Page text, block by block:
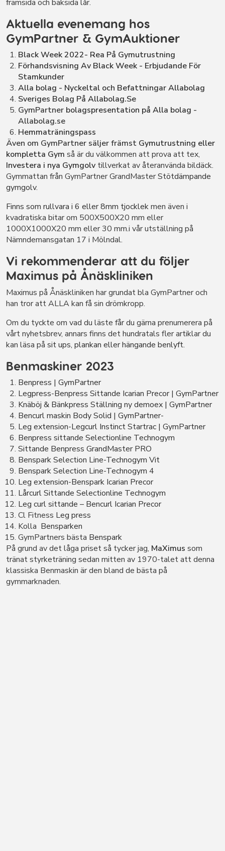
framsida och baksida lår.
Aktuella evenemang hos
GymPartner & GymAuktioner
Black Week 2022- Rea På Gymutrustning
Förhandsvisning Av Black Week - Erbjudande För
Stamkunder
Alla bolag - Nyckeltal och Befattningar Allabolag
Sveriges Bolag På Allabolag.Se
GymPartner bolagspresentation på Alla bolag -
Allabolag.se
Hemmaträningspass
Även om GymPartner säljer främst Gymutrustning eller
kompletta Gym så är du välkommen att prova att tex,
Investera i nya Gymgolv tillverkat av återanvända bildäck.
Gymmattan från GymPartner GrandMasterStötdämpande
gymgolv.
Finns som rullvara i 6 eller 8mm tjocklekmen även i
kvadratiska bitar om 500X500X20 mm eller
1000X1000X20 mm eller 30 mm.i vår utställning på
Nämndemansgatan 17 i Mölndal.
Vi rekommenderar att du följer
Maximus på Ånäskliniken
Maximus på Ånäskliniken har grundat bla GymPartner och
han tror att ALLA kan få sin drömkropp.
Om du tyckte om vad du läste får du gärna prenumerera på
vårt nyhetsbrev, annars finns det hundratals fler artiklar du
kan läsa på sit ups, plankan eller hängande benlyft.
Benmaskiner 2023
Benpress | GymPartner
Legpress-Benpress Sittande Icarian Precor | GymPartner
Knäböj & Bänkpress Ställning ny demoex | GymPartner
Bencurl maskin Body Solid | GymPartner-
Leg extension-Legcurl Instinct Startrac | GymPartner
Benpress sittande Selectionline Technogym
Sittande Benpress GrandMaster PRO
Benspark Selection Line-Technogym Vit
Benspark Selection Line-Technogym 4
Leg extension-Benspark Icarian Precor
Lårcurl Sittande Selectionline Technogym
Leg curl sittande – Bencurl Icarian Precor
Cl Fitness Leg press
Kolla Bensparken
GymPartners bästa Benspark
På grund av det låga priset så tycker jag, MaXimus som
tränat styrketräning sedan mitten av 1970-talet att denna
klassiska Benmaskin är den bland de bästa på
gymmarknaden.